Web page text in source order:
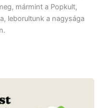
mármint a Popkult,
leborultunk a nagysága